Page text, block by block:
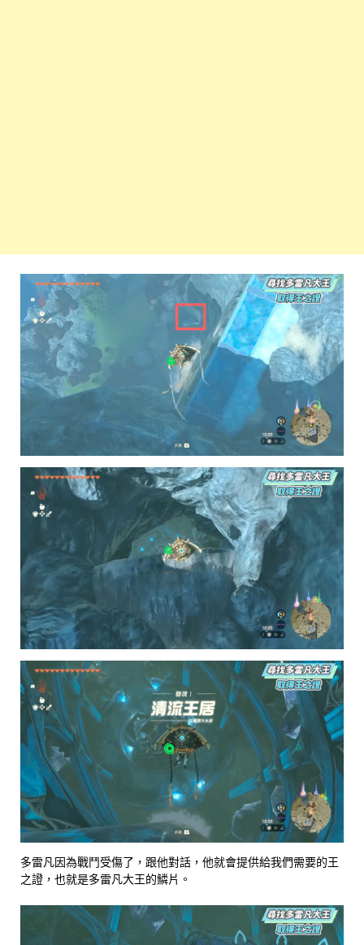
多雷凡因為戰鬥受傷了，跟他對話，他就會提供給我們需要的王
之證，也就是多雷凡大王的鱗片。